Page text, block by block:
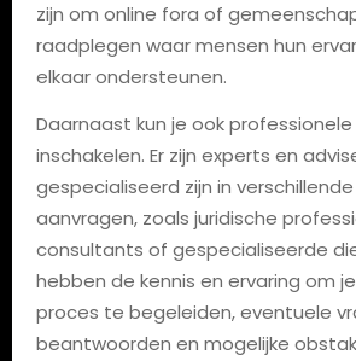
zijn om online fora of
raadplegen waar mensen hun
elkaar ondersteunen.
Daarnaast kun je ook professionele
inschakelen. Er zijn experts en
gespecialiseerd zijn in
aanvragen, zoals juridische
consultants of gespecialiseerde
hebben de kennis en ervaring om
proces te begeleiden, eventuele
beantwoorden en mogelijke